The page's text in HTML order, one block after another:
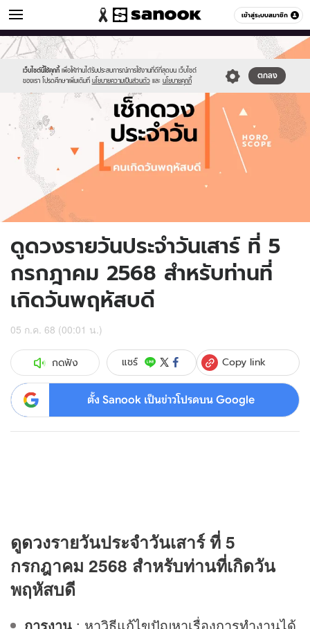
เข้าสู่ระบบสมาชิก
ดูดวง หมวดอื่นๆ
เว็บไซต์นี้ใช้คุกกี้ เพื่อให้ท่านได้รับประสบการณ์การใช้งานที่ดีที่สุดบน เว็บไซต์
ของเรา โปรดศึกษาเพิ่มเติมที่ นโยบายความเป็นส่วนตัว และ นโยบายคุกกี้
ตกลง
Sanook
//s.isanook.com/sr/0/images/logo-
new-
sanook.png
600
60
//s.isanook.com/ho/0/ud/fxd/day/daily-
horoscope-
thursday.jpg
ดูดวงรายวันประจำวันเสาร์ ที่ 5
กรกฎาคม 2568 สำหรับท่านที่
เกิดวันพฤหัสบดี
05 ก.ค. 68 (00:01 น.)
กดฟัง แชร์ Copy link
ตั้ง Sanook เป็นข่าวโปรดบน Google
ดูดวงรายวันประจำวันเสาร์ ที่ 5
กรกฎาคม 2568 สำหรับท่านที่เกิดวัน
พฤหัสบดี
การงาน : หาวิธีแก้ไขปัญหาเรื่องการทำงานได้